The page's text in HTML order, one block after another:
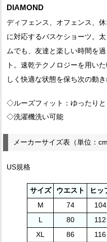
DIAMOND
ディフェンス、オフェンス、
に対応するバスケショーツ。
ムでも、友達と楽しい時間を
ト。速乾テクノロジーを用い
しく快適な状態を保ち次の動き
◇ルーズフィット：ゆったり
◇洗濯機洗い可能
メーカーサイズ表（単位：cm
US規格
サイズ ウエスト ヒッ
M
74 104
L
80 112
XL
86 116